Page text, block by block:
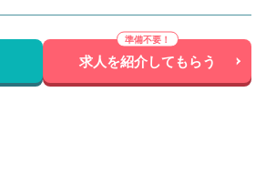
求人を紹介してもらう